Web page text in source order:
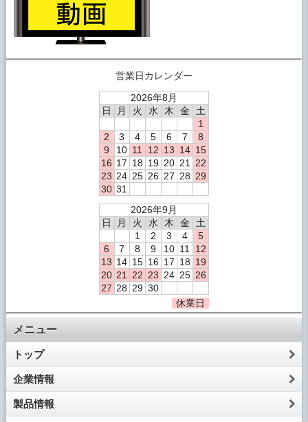
営業日カレンダー
2026年8月
日
月 火 水 木 金
土
1
2
3 4 5 6 7
8
9
10 11 12 13 14 15
16 17 18 19 20 21
22
23 24 25 26 27 28 29
30 31
2026年9月
日
月 火 水 木 金
土
1
2 3 4
5
6
7 8 9 10 11
12
13 14 15 16 17 18 19
20 21 22 23 24 25 26
27 28 29 30
休業日
メニュー
トップ
企業情報
製品情報